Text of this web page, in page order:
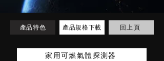
產品特色 產品規格下載 回上頁
家用可燃氣體探測器